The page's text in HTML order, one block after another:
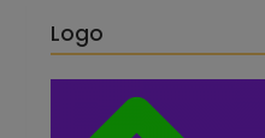
Logo